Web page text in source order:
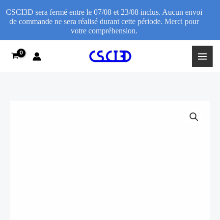
CSCI3D sera fermé entre le 07/08 et 23/08 inclus. Aucun envoi
de commande ne sera réalisé durant cette période. Merci pour
votre compréhension.